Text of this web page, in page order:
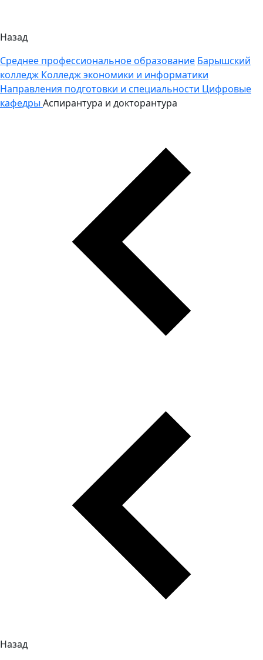
Назад
Среднее профессиональное образование Барышский
колледж Колледж экономики и информатики
Направления подготовки и специальности Цифровые
кафедры Аспирантура и докторантура
Назад